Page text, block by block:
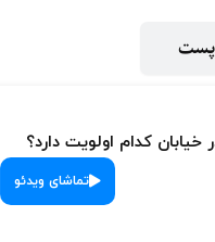
پست
خیابان کدام اولویت دارد؟
تماشای ویدئو